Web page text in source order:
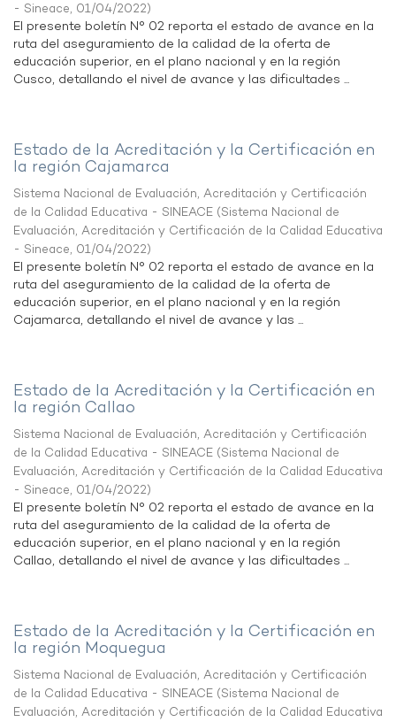
- Sineace, 01/04/2022)
El presente boletín N° 02 reporta el estado de avance en la
ruta del aseguramiento de la calidad de la oferta de
educación superior, en el plano nacional y en la región
Cusco, detallando el nivel de avance y las dificultades ...
Estado de la Acreditación y la Certificación en
la región Cajamarca
Sistema Nacional de Evaluación, Acreditación y Certificación
de la Calidad Educativa - SINEACE (Sistema Nacional de
Evaluación, Acreditación y Certificación de la Calidad Educativa
- Sineace, 01/04/2022)
El presente boletín N° 02 reporta el estado de avance en la
ruta del aseguramiento de la calidad de la oferta de
educación superior, en el plano nacional y en la región
Cajamarca, detallando el nivel de avance y las ...
Estado de la Acreditación y la Certificación en
la región Callao
Sistema Nacional de Evaluación, Acreditación y Certificación
de la Calidad Educativa - SINEACE (Sistema Nacional de
Evaluación, Acreditación y Certificación de la Calidad Educativa
- Sineace, 01/04/2022)
El presente boletín N° 02 reporta el estado de avance en la
ruta del aseguramiento de la calidad de la oferta de
educación superior, en el plano nacional y en la región
Callao, detallando el nivel de avance y las dificultades ...
Estado de la Acreditación y la Certificación en
la región Moquegua
Sistema Nacional de Evaluación, Acreditación y Certificación
de la Calidad Educativa - SINEACE (Sistema Nacional de
Evaluación, Acreditación y Certificación de la Calidad Educativa